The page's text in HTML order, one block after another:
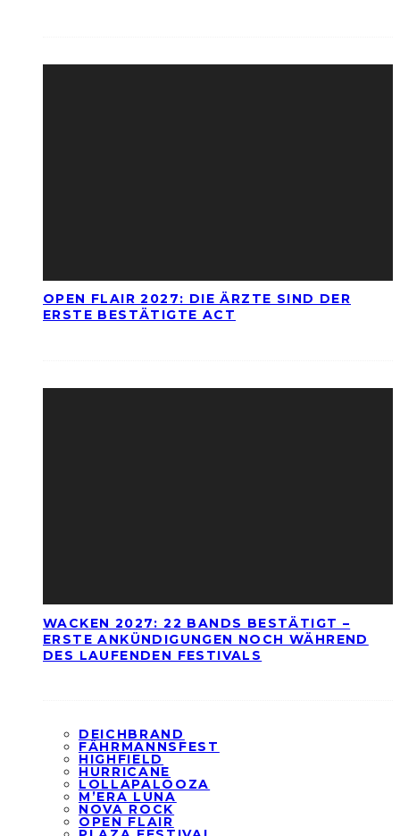
OPEN FLAIR 2027: DIE ÄRZTE SIND DER
ERSTE BESTÄTIGTE ACT
WACKEN 2027: 22 BANDS BESTÄTIGT –
ERSTE ANKÜNDIGUNGEN NOCH WÄHREND
DES LAUFENDEN FESTIVALS
DEICHBRAND
FÄHRMANNSFEST
HIGHFIELD
HURRICANE
LOLLAPALOOZA
M’ERA LUNA
NOVA ROCK
OPEN FLAIR